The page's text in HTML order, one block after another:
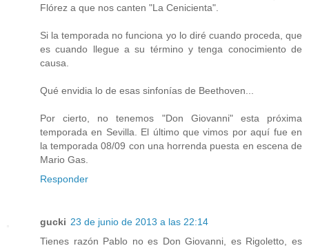
Flórez a que nos canten "La Cenicienta".
Si la temporada no funciona yo lo diré cuando proceda, que
es cuando llegue a su término y tenga conocimiento de
causa.
Qué envidia lo de esas sinfonías de Beethoven...
Por cierto, no tenemos "Don Giovanni" esta próxima
temporada en Sevilla. El último que vimos por aquí fue en
la temporada 08/09 con una horrenda puesta en escena de
Mario Gas.
Responder
gucki 23 de junio de 2013 a las 22:14
Tienes razón Pablo no es Don Giovanni, es Rigoletto, es